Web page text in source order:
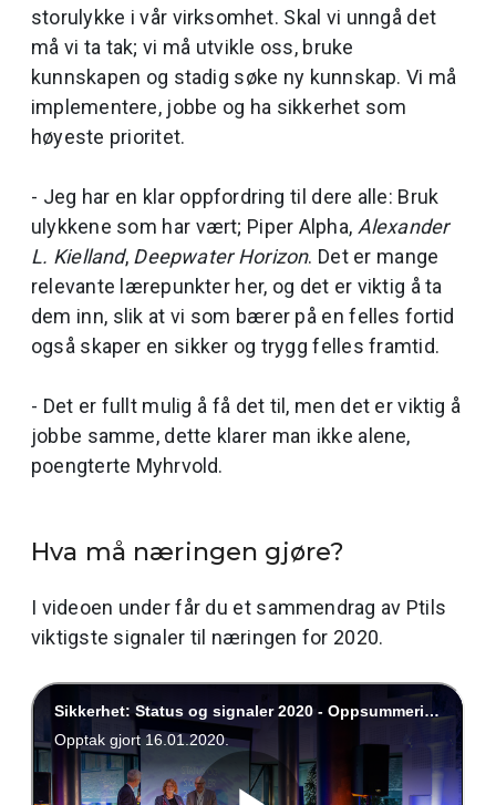
storulykke i vår virksomhet. Skal vi unngå det
må vi ta tak; vi må utvikle oss, bruke
kunnskapen og stadig søke ny kunnskap. Vi må
implementere, jobbe og ha sikkerhet som
høyeste prioritet.
- Jeg har en klar oppfordring til dere alle: Bruk
ulykkene som har vært; Piper Alpha, Alexander
L. Kielland, Deepwater Horizon. Det er mange
relevante lærepunkter her, og det er viktig å ta
dem inn, slik at vi som bærer på en felles fortid
også skaper en sikker og trygg felles framtid.
- Det er fullt mulig å få det til, men det er viktig å
jobbe samme, dette klarer man ikke alene,
poengterte Myhrvold.
Hva må næringen gjøre?
I videoen under får du et sammendrag av Ptils
viktigste signaler til næringen for 2020.